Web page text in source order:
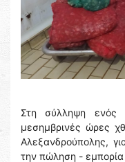
Στη σύλληψη ενός
μεσημβρινές ώρες
Αλεξανδρούπολης,
την πώληση -